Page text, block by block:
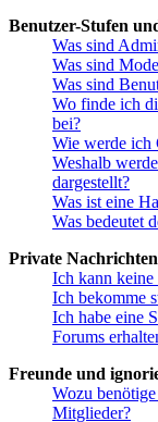
Benutzer-Stufen
Was sind
Was sind
Was sind
Wo finde ich
bei?
Wie werde ich
Weshalb
dargestellt?
Was ist eine
Was bedeutet
Private Nachrichten
Ich kann
Ich bekomme
Ich habe eine
Forums
Freunde und
Wozu
Mitglieder?